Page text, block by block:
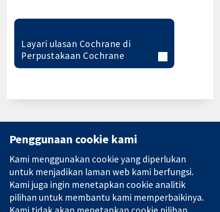
Layari ulasan Cochrane di
Perpustakaan Cochrane
Bukti yang
dipercayai.
keputusan
11-13 Cavendish
Square
London
W1G 0AN
United Kingdom
Hubungi kita
Berita
Pejabat
akhbar
Perihal Kami
Penggunaan cookie kami
Kami menggunakan cookie yang diperlukan
untuk menjadikan laman web kami berfungsi.
Kami juga ingin menetapkan cookie analitik
pilihan untuk membantu kami memperbaikinya.